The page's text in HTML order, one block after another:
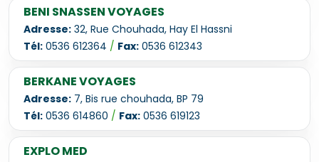
BENI SNASSEN VOYAGES
Adresse: 32, Rue Chouhada, Hay El Hassni
Tél: 0536 612364 / Fax: 0536 612343
BERKANE VOYAGES
Adresse: 7, Bis rue chouhada, BP 79
Tél: 0536 614860 / Fax: 0536 619123
EXPLO MED